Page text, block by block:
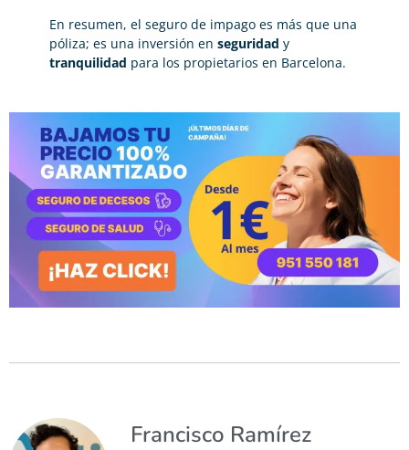
En resumen, el seguro de impago es más que una
póliza; es una inversión en seguridad y
tranquilidad para los propietarios en Barcelona.
Francisco Ramírez